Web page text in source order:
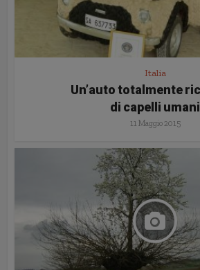
Italia
Un’auto totalmente
di capelli umani
11 Maggio 2015